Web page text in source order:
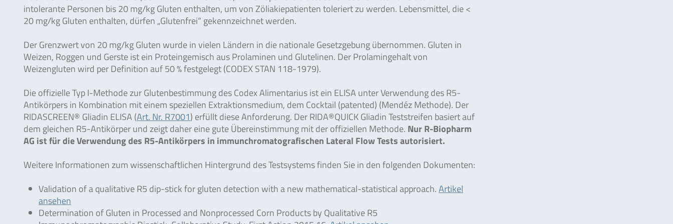
intolerante Personen bis 20 mg/kg Gluten enthalten, um von Zöliakiepatienten toleriert zu werden. Lebensmittel, die <
20 mg/kg Gluten enthalten, dürfen „Glutenfrei“ gekennzeichnet werden.
Der Grenzwert von 20 mg/kg Gluten wurde in vielen Ländern in die nationale Gesetzgebung übernommen. Gluten in
Weizen, Roggen und Gerste ist ein Proteingemisch aus Prolaminen und Glutelinen. Der Prolamingehalt von
Weizengluten wird per Definition auf 50 % festgelegt (CODEX STAN 118-1979).
Die offizielle Typ I-Methode zur Glutenbestimmung des Codex Alimentarius ist ein ELISA unter Verwendung des R5-
Antikörpers in Kombination mit einem speziellen Extraktionsmedium, dem Cocktail (patented) (Mendéz Methode). Der
RIDASCREEN® Gliadin ELISA (Art. Nr. R7001) erfüllt diese Anforderung. Der RIDA®QUICK Gliadin Teststreifen basiert auf
dem gleichen R5-Antikörper und zeigt daher eine gute Übereinstimmung mit der offiziellen Methode. Nur R-Biopharm
AG ist für die Verwendung des R5-Antikörpers in immunchromatografischen Lateral Flow Tests autorisiert.
Weitere Informationen zum wissenschaftlichen Hintergrund des Testsystems finden Sie in den folgenden Dokumenten:
Validation of a qualitative R5 dip-stick for gluten detection with a new mathematical-statistical approach.Artikel
ansehen
Determination of Gluten in Processed and Nonprocessed Corn Products by Qualitative R5